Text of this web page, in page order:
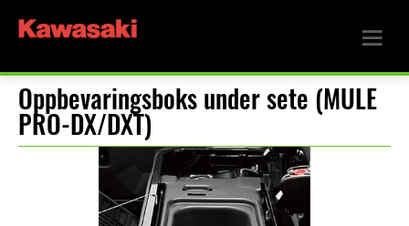
Oppbevaringsboks under sete (MULE
PRO-DX/DXT)